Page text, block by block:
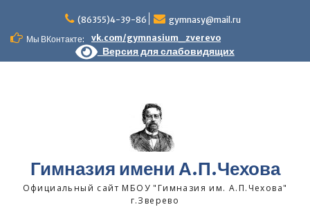
content
(86355)4-39-86
gymnasy@mail.ru
Мы ВКонтакте:
vk.com/gymnasium_zverevo
Версия для слабовидящих
Гимназия имени А.П.Чехова
Официальный сайт МБОУ "Гимназия им. А.П.Чехова"
г.Зверево